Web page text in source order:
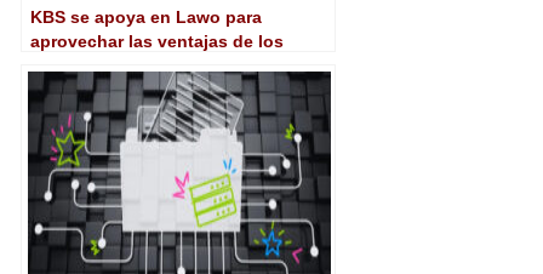
KBS se apoya en Lawo para
aprovechar las ventajas de los
HDTV-4